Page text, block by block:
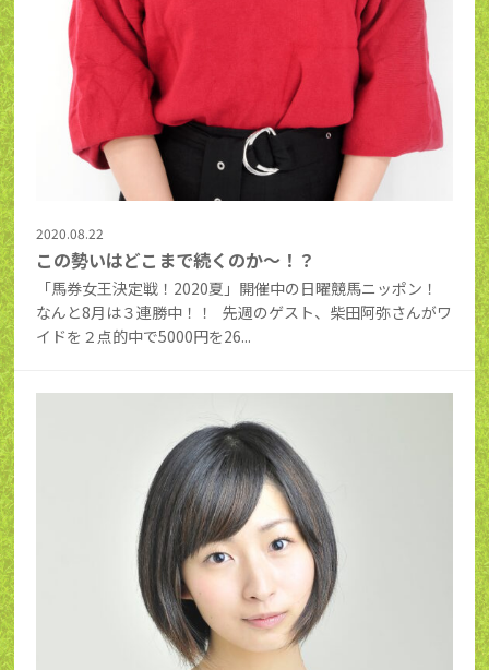
2020.08.22
この勢いはどこまで続くのか～！？
「馬券女王決定戦！2020夏」開催中の日曜競馬ニッポン！
なんと8月は３連勝中！！ 先週のゲスト、柴田阿弥さんがワ
イドを２点的中で5000円を26...